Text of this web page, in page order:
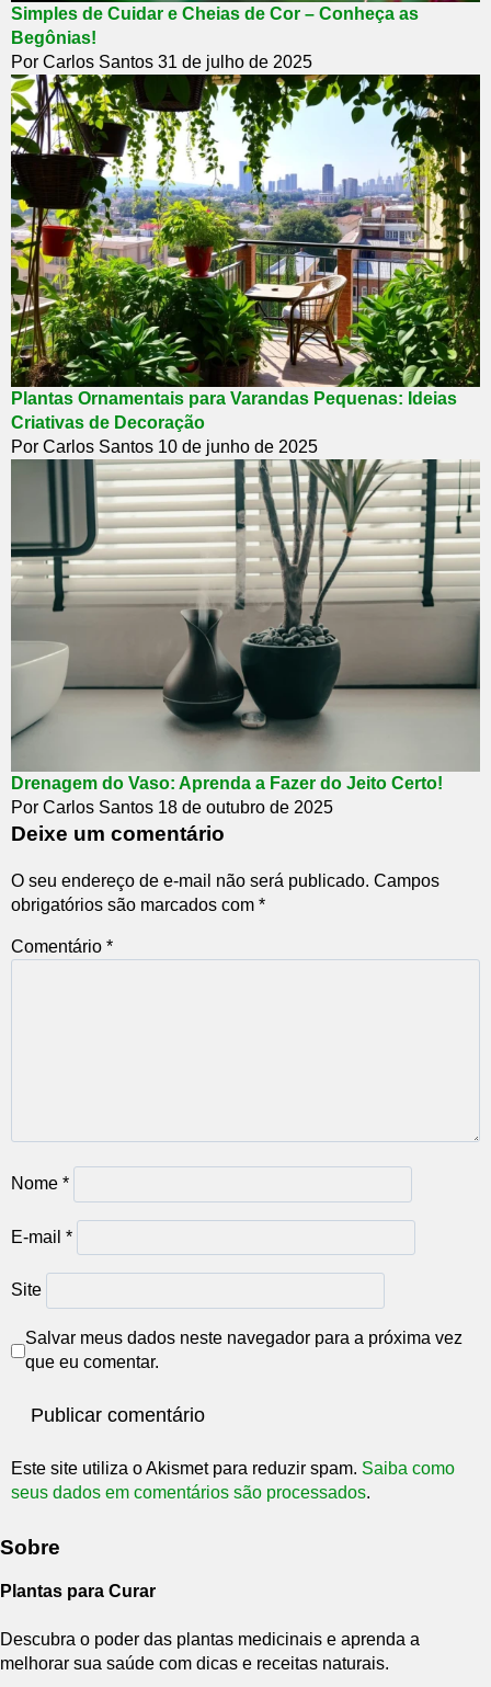
Simples de Cuidar e Cheias de Cor – Conheça as
Begônias!
Por Carlos Santos 31 de julho de 2025
Plantas Ornamentais para Varandas Pequenas: Ideias
Criativas de Decoração
Por Carlos Santos 10 de junho de 2025
Drenagem do Vaso: Aprenda a Fazer do Jeito Certo!
Por Carlos Santos 18 de outubro de 2025
Deixe um comentário
O seu endereço de e-mail não será publicado. Campos
obrigatórios são marcados com *
Comentário *
Nome *
E-mail *
Site
Salvar meus dados neste navegador para a próxima vez
que eu comentar.
Este site utiliza o Akismet para reduzir spam. Saiba como
seus dados em comentários são processados.
Sobre
Plantas para Curar
Descubra o poder das plantas medicinais e aprenda a
melhorar sua saúde com dicas e receitas naturais.